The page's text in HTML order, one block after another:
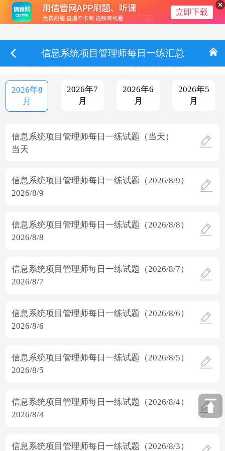
信息系统项目管理师每日一练汇总
2026年8
月
2026年7
月
2026年6
月
2026年5
月
信息系统项目管理师每日一练试题（当天）
当天
信息系统项目管理师每日一练试题（2026/8/9）
2026/8/9
信息系统项目管理师每日一练试题（2026/8/8）
2026/8/8
信息系统项目管理师每日一练试题（2026/8/7）
2026/8/7
信息系统项目管理师每日一练试题（2026/8/6）
2026/8/6
信息系统项目管理师每日一练试题（2026/8/5）
2026/8/5
信息系统项目管理师每日一练试题（2026/8/4）
2026/8/4
信息系统项目管理师每日一练试题（2026/8/3）